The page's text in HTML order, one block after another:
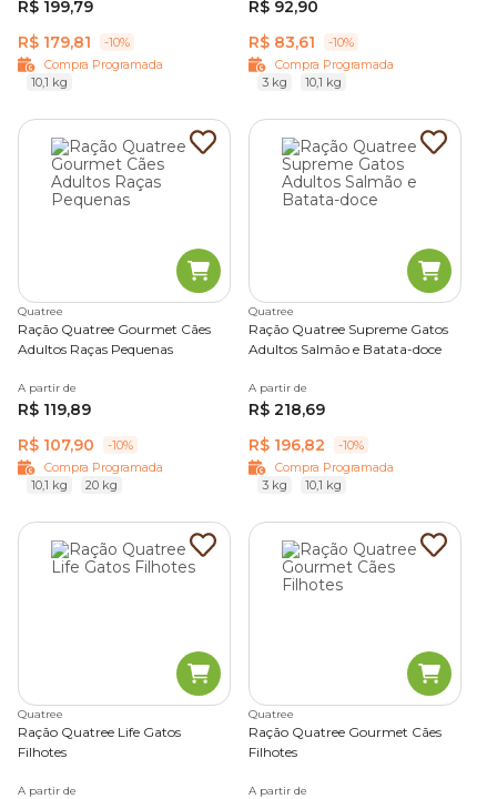
R$ 199,79
R$ 179,81
-10%
Compra Programada
10,1 kg
R$ 92,90
R$ 83,61
-10%
Compra Programada
3 kg
10,1 kg
Quatree
Ração Quatree Gourmet Cães
Adultos Raças Pequenas
A partir de
R$ 119,89
R$ 107,90
-10%
Compra Programada
10,1 kg
20 kg
Quatree
Ração Quatree Supreme Gatos
Adultos Salmão e Batata-doce
A partir de
R$ 218,69
R$ 196,82
-10%
Compra Programada
3 kg
10,1 kg
Quatree
Ração Quatree Life Gatos
Filhotes
A partir de
Quatree
Ração Quatree Gourmet Cães
Filhotes
A partir de